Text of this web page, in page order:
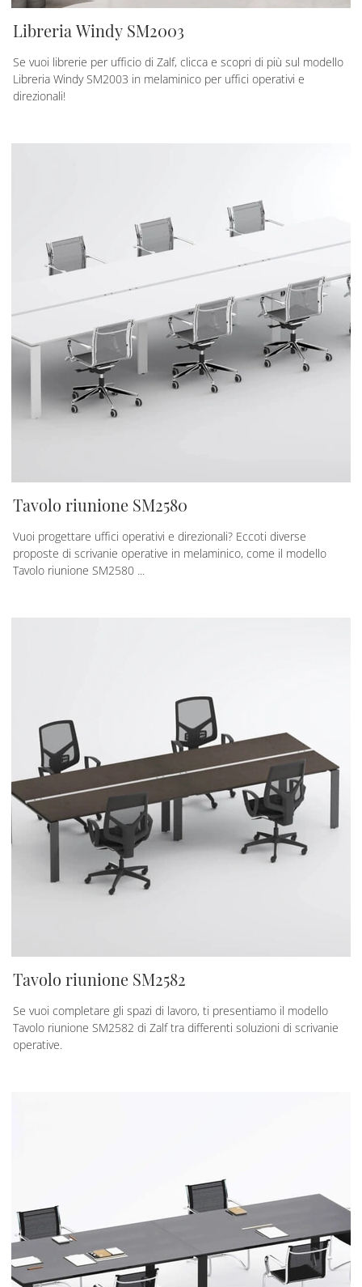
Libreria Windy SM2003
Se vuoi librerie per ufficio di Zalf, clicca e scopri di più sul modello
Libreria Windy SM2003 in melaminico per uffici operativi e
direzionali!
Tavolo riunione SM2580
Vuoi progettare uffici operativi e direzionali? Eccoti diverse
proposte di scrivanie operative in melaminico, come il modello
Tavolo riunione SM2580 ...
Tavolo riunione SM2582
Se vuoi completare gli spazi di lavoro, ti presentiamo il modello
Tavolo riunione SM2582 di Zalf tra differenti soluzioni di scrivanie
operative.